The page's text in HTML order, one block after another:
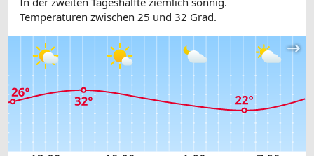
Temperaturen zwischen 25 und 32 Grad.